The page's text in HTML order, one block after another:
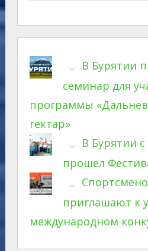
В Бурятии
семинар для
программы
гектар»
В Бурятии
прошел
приглашают к
международном